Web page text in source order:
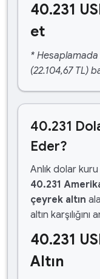
40.231
et
*
(22.104,67 TL)
40.231
Eder?
Anlık dolar
40.231
çeyrek altın
altın
40.231
Altın